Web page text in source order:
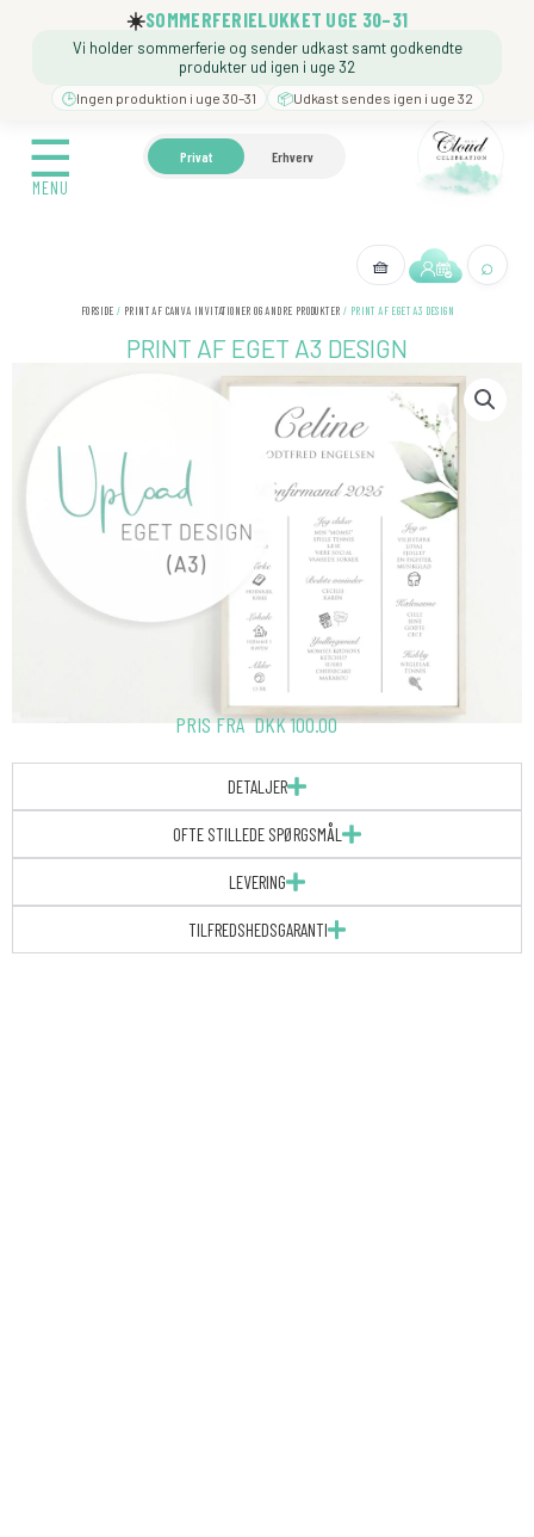
☀️SOMMERFERIELUKKET UGE 30–31
Vi holder sommerferie og sender udkast samt godkendte
produkter ud igen i uge 32
🕒Ingen produktion i uge 30–31 📦Udkast sendes igen i uge 32
☰
MENU
Privat Erhverv
🧺 ⌕
☰
MENU
🍼 BARNEDÅB ❓️ BESØG
FORSIDE / PRINT AF CANVA INVITATIONER OG ANDRE PRODUKTER / PRINT AF EGET A3 DESIGN
PRINT AF EGET A3 DESIGN
PRIS FRA DKK100.00
DETALJER
OFTE STILLEDE SPØRGSMÅL
LEVERING
TILFREDSHEDSGARANTI